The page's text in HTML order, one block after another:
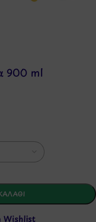
900 ml
Wishlist